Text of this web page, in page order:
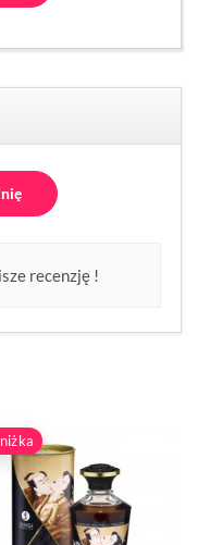
recenzję !